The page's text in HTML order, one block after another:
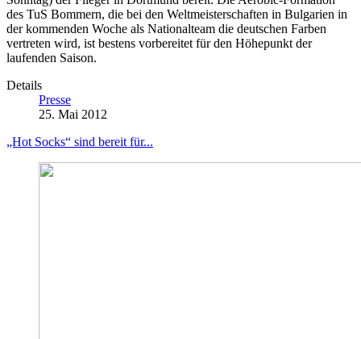
des TuS Bommern, die bei den Weltmeisterschaften in Bulgarien in
der kommenden Woche als Nationalteam die deutschen Farben
vertreten wird, ist bestens vorbereitet für den Höhepunkt der
laufenden Saison.
Details
Presse
25. Mai 2012
„Hot Socks“ sind bereit für...